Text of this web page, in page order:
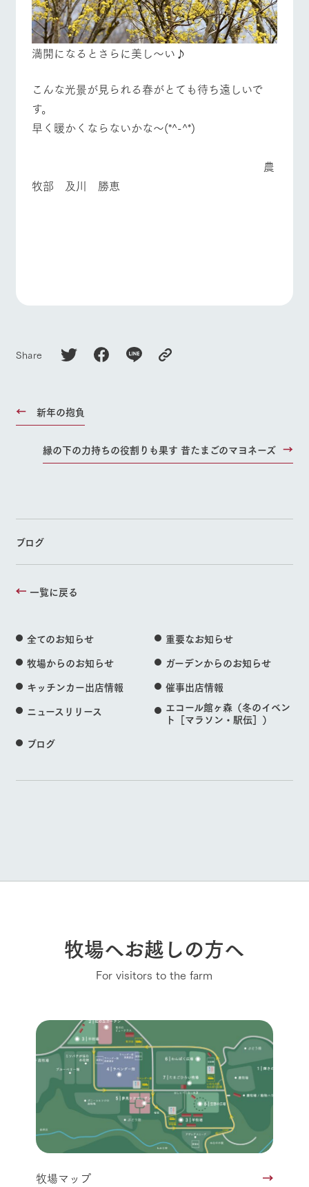
満開になるとさらに美し～い♪
こんな光景が見られる春がとても待ち遠しいで
す。
早く暖かくならないかな～(*^-^*)
農
牧部 及川 勝恵
Share
新年の抱負
縁の下の力持ちの役割りも果す 昔たまごのマヨネーズ
ブログ
一覧に戻る
全てのお知らせ
重要なお知らせ
牧場からのお知らせ
ガーデンからのお知らせ
キッチンカー出店情報
催事出店情報
ニュースリリース
エコール館ヶ森（冬のイベン
ト［マラソン・駅伝］）
ブログ
牧場へお越しの方へ
For visitors to the farm
牧場マップ